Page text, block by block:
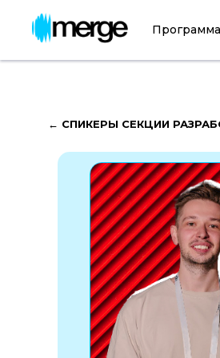
Программа
← СПИКЕРЫ СЕКЦИИ